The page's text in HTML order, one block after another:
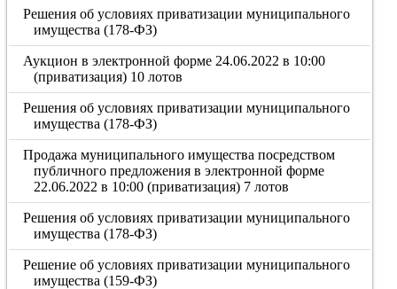
Решения об условиях приватизации муниципального
имущества (178-ФЗ)
Аукцион в электронной форме 24.06.2022 в 10:00
(приватизация) 10 лотов
Решения об условиях приватизации муниципального
имущества (178-ФЗ)
Продажа муниципального имущества посредством
публичного предложения в электронной форме
22.06.2022 в 10:00 (приватизация) 7 лотов
Решения об условиях приватизации муниципального
имущества (178-ФЗ)
Решение об условиях приватизации муниципального
имущества (159-ФЗ)